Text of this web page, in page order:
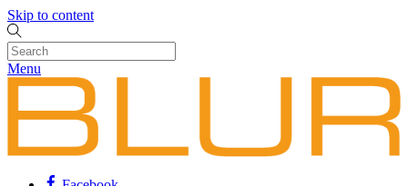
Skip to content
Menu